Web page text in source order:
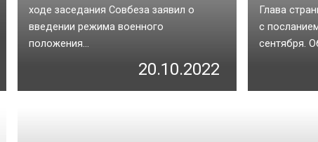
ходе заседания Совбеза заявил о
введении режима военного
положения...
20.10.2022
Глава
с
сентября.